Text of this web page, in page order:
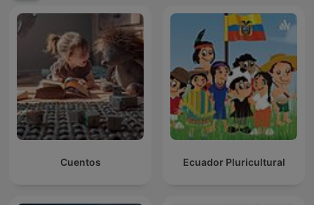
Cuentos Ecuador Pluricultural